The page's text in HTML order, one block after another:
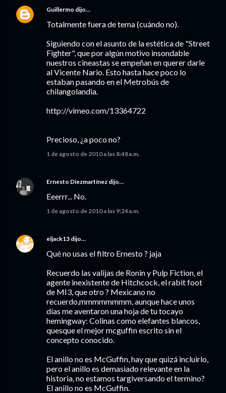
Guillermo dijo…
Totalmente fuera de tema (cuándo no).
Siguiendo con el asunto de la estética de "Street
Fighter", que por algún motivo insondable
nuestros cineastas se empeñan en querer darle
al Vicente Nario. Esto hasta hace poco lo
estaban pasando en el Metrobús de
chilangolandia.
http://vimeo.com/13364722
Precioso, ¿a poco no?
1 de agosto de 2010 a las 8:48 a.m.
Ernesto Diezmartínez dijo…
Eeerrr... No.
1 de agosto de 2010 a las 9:24 a.m.
eljack13 dijo…
Qué no usas el filtro Ernesto ? jaja
Recuerdo las valijas de Ronin y Pulp Fiction, el
agente inexistente de Hitchcock, el rabit foot
de MI3, que otro ? Mexicano no
recuerdo,mmmmmmmm, aunque hace unos
días me aventaron una hoja de tu tocayo
hemingway: Colinas como elefantes blancos,
quesque el mejor mcguffin escrito sin el
concepto conocido.
El anillo no es McGuffin, hay que quizá incluirlo,
pero el anillo es demasiado relevante en la
historia, no estamos targiversando el termino?
El anillo no es McGuffin.